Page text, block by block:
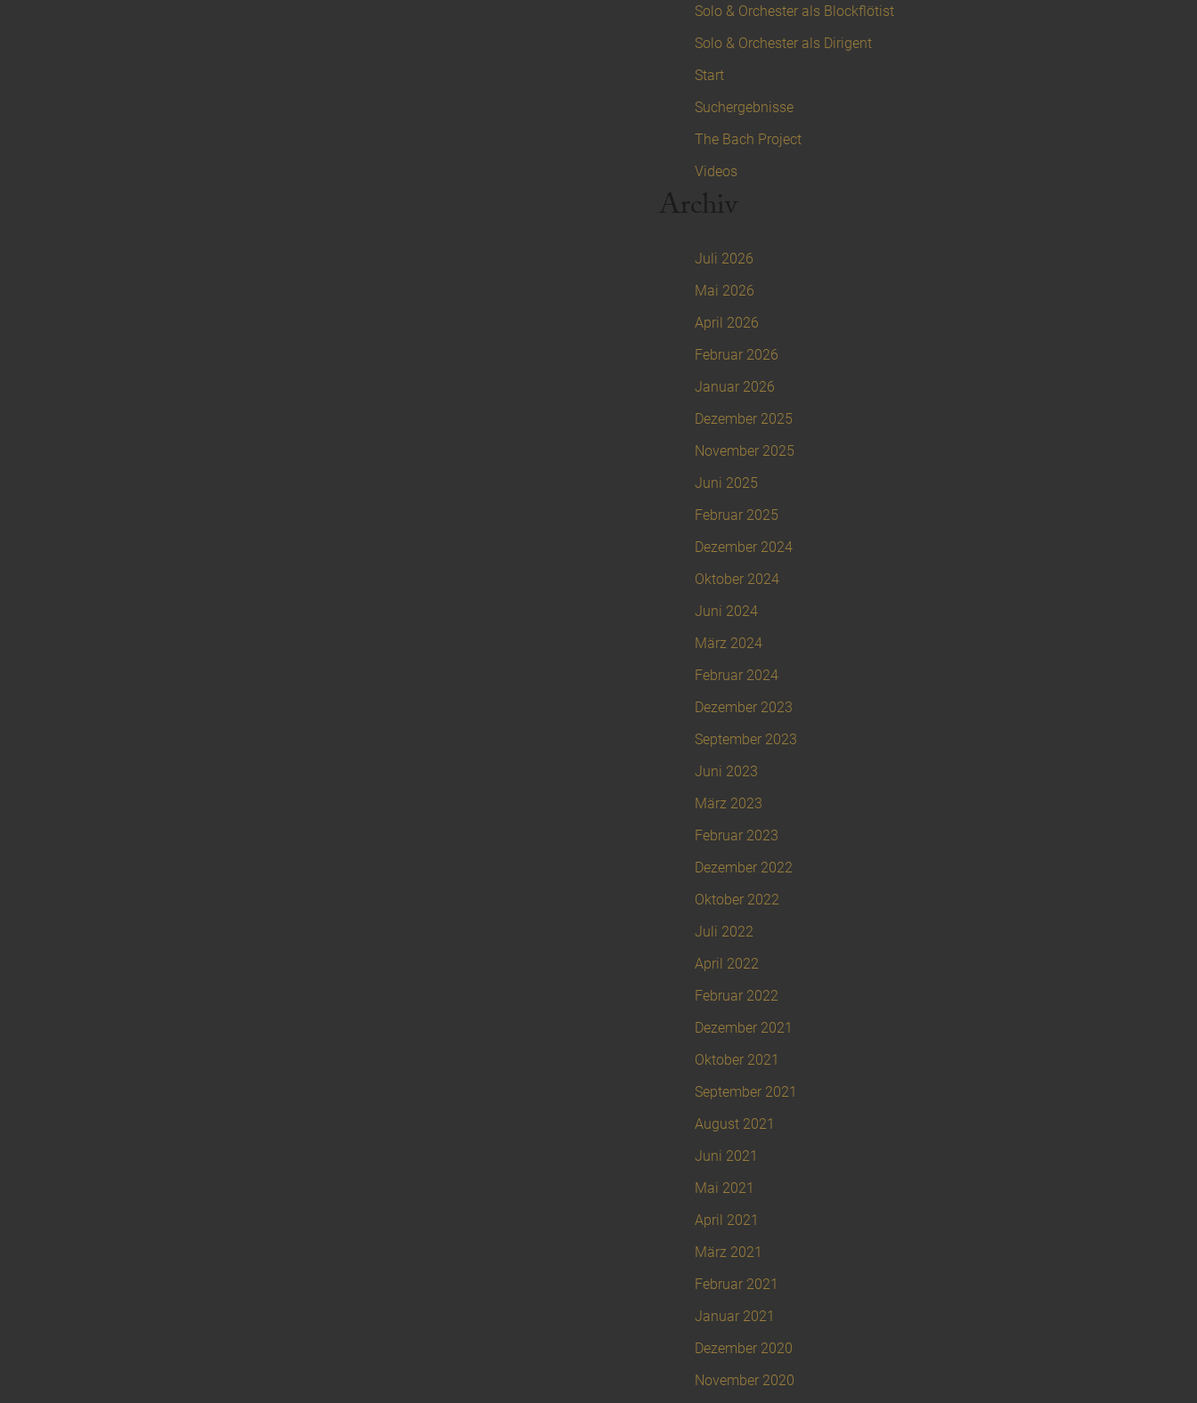
Solo & Orchester als Blockflötist
Solo & Orchester als Dirigent
Start
Suchergebnisse
The Bach Project
Videos
Archiv
Juli 2026
Mai 2026
April 2026
Februar 2026
Januar 2026
Dezember 2025
November 2025
Juni 2025
Februar 2025
Dezember 2024
Oktober 2024
Juni 2024
März 2024
Februar 2024
Dezember 2023
September 2023
Juni 2023
März 2023
Februar 2023
Dezember 2022
Oktober 2022
Juli 2022
April 2022
Februar 2022
Dezember 2021
Oktober 2021
September 2021
August 2021
Juni 2021
Mai 2021
April 2021
März 2021
Februar 2021
Januar 2021
Dezember 2020
November 2020